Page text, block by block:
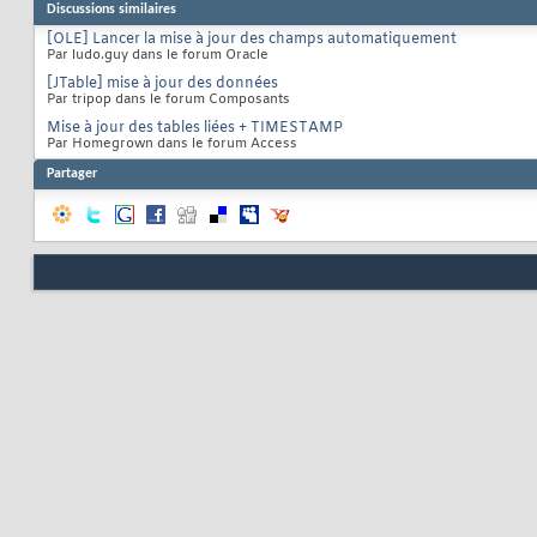
Discussions similaires
[OLE] Lancer la mise à jour des champs automatiquement
Par ludo.guy dans le forum Oracle
[JTable] mise à jour des données
Par tripop dans le forum Composants
Mise à jour des tables liées + TIMESTAMP
Par Homegrown dans le forum Access
Partager